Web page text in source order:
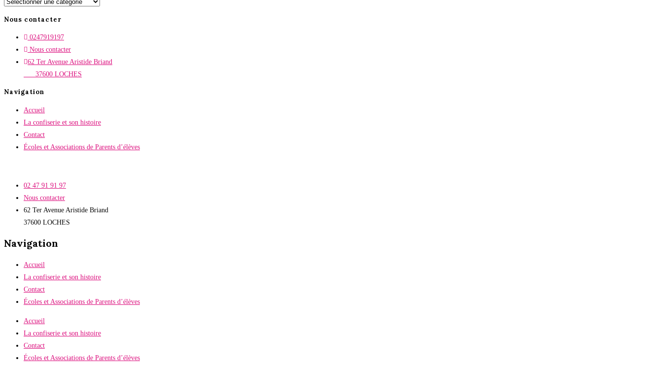
Nous contacter
0247919197
Nous contacter
62 Ter Avenue Aristide Briand
37600 LOCHES
Navigation
Accueil
La confiserie et son histoire
Contact
Écoles et Associations de Parents d’élèves
02 47 91 91 97
Nous contacter
62 Ter Avenue Aristide Briand
37600 LOCHES
Navigation
Accueil
La confiserie et son histoire
Contact
Écoles et Associations de Parents d’élèves
Accueil
La confiserie et son histoire
Contact
Écoles et Associations de Parents d’élèves